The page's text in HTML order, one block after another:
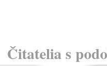
Čitatelia s